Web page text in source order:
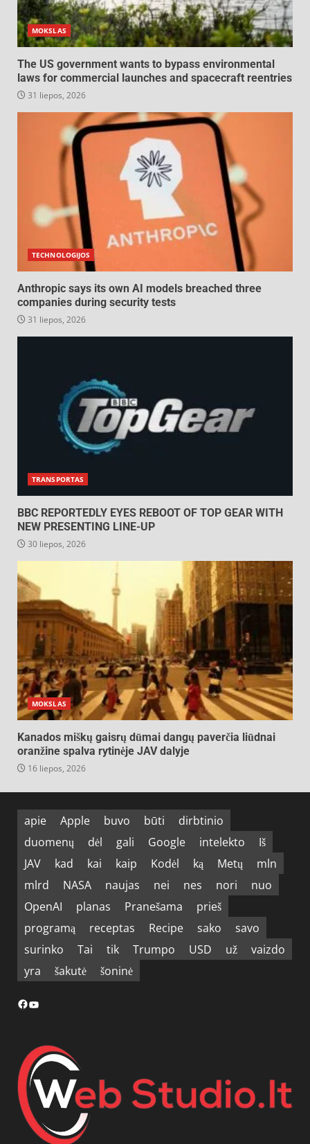
MOKSLAS
The US government wants to bypass environmental
laws for commercial launches and spacecraft reentries
31 liepos, 2026
TECHNOLOGIJOS
Anthropic says its own AI models breached three
companies during security tests
31 liepos, 2026
TRANSPORTAS
BBC REPORTEDLY EYES REBOOT OF TOP GEAR WITH
NEW PRESENTING LINE-UP
30 liepos, 2026
MOKSLAS
Kanados miškų gaisrų dūmai dangų paverčia liūdnai
oranžine spalva rytinėje JAV dalyje
16 liepos, 2026
apie Apple buvo būti
dirbtinio
duomenų
dėl gali Google intelekto
Iš
JAV
kad kai kaip Kodėl ką Metų
mln
mlrd
NASA naujas nei nes nori
nuo
OpenAI
planas Pranešama
prieš
programą
receptas Recipe sako
savo
surinko
Tai tik Trumpo USD už
vaizdo
yra
šakutė šoninė
Facebook
YouTube